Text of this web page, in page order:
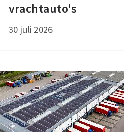
vrachtauto's
30 juli 2026
koplopers
vrachtauto's